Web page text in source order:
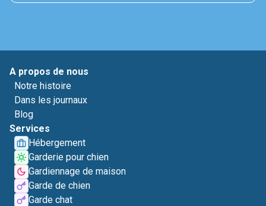
A propos de nous
Notre histoire
Dans les journaux
Blog
Services
Hébergement
Garderie pour chien
Gardiennage de maison
Garde de chien
Garde chat